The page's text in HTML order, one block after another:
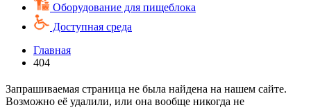
Оборудование для пищеблока
Доступная среда
Главная
404
Запрашиваемая страница не была найдена на нашем сайте.
Возможно её удалили, или она вообще никогда не